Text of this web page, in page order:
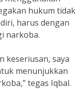
hukum tidak
harus dengan
narkoba.
keseriusan, saya
menunjukkan
tegas Iqbal.